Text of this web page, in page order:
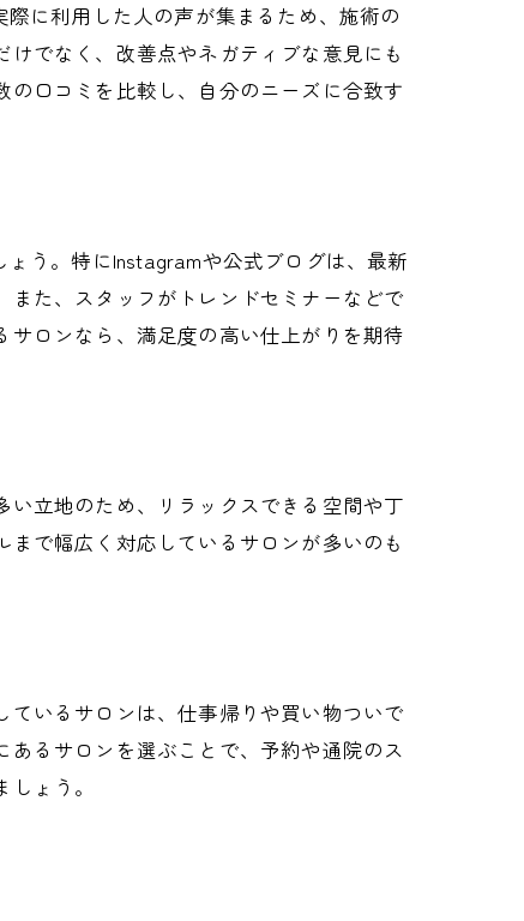
に利用した人の声が集まるため、施術の
でなく、改善点やネガティブな意見にも
口コミを比較し、自分のニーズに合致す
う。特にInstagramや公式ブログは、最新
た、スタッフがトレンドセミナーなどで
ロンなら、満足度の高い仕上がりを期待
立地のため、リラックスできる空間や丁
で幅広く対応しているサロンが多いのも
いるサロンは、仕事帰りや買い物ついで
るサロンを選ぶことで、予約や通院のス
ょう。